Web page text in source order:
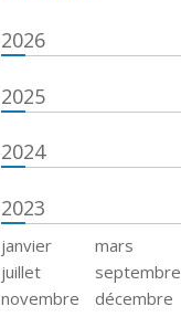
2026
2025
2024
2023
janvier mars
juillet
septembre
novembre
décembre